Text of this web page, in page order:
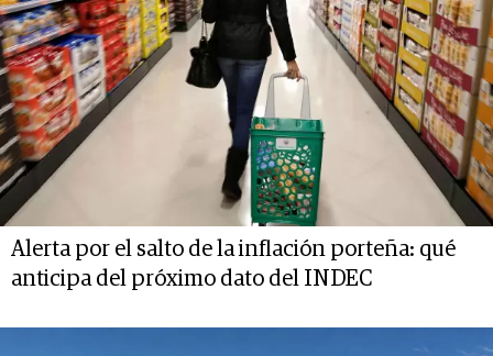
Alerta por el salto de la inflación porteña: qué
anticipa del próximo dato del INDEC